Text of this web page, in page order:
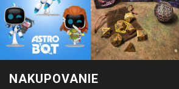
NAKUPOVANIE